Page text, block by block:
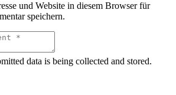
und Website in diesem Browser für
speichern.
data is being collected and stored.